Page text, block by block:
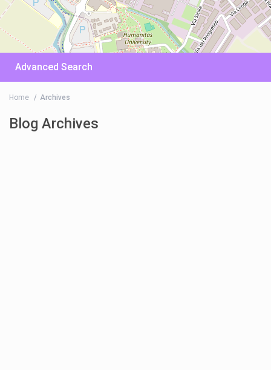
Advanced Search
Home Archives
Blog Archives